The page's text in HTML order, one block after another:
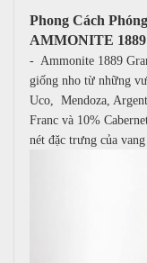
Phong Cách
AMMONITE
- Ammonite 1889
giống nho từ những
Uco, Mendoza,
Franc và 10%
nét đặc trưng của